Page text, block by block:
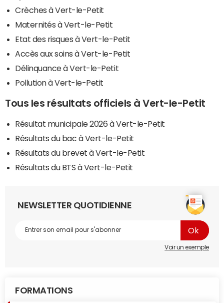
Crèches à Vert-le-Petit
Maternités à Vert-le-Petit
Etat des risques à Vert-le-Petit
Accès aux soins à Vert-le-Petit
Délinquance à Vert-le-Petit
Pollution à Vert-le-Petit
Tous les résultats officiels à Vert-le-Petit
Résultat municipale 2026 à Vert-le-Petit
Résultats du bac à Vert-le-Petit
Résultats du brevet à Vert-le-Petit
Résultats du BTS à Vert-le-Petit
NEWSLETTER QUOTIDIENNE
Voir un exemple
FORMATIONS